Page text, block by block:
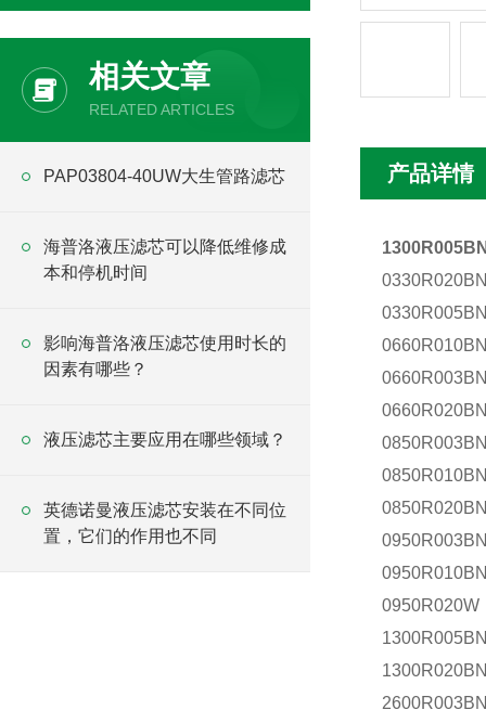
相关文章
RELATED ARTICLES
PAP03804-40UW大生管路滤芯
海普洛液压滤芯可以降低维修成
本和停机时间
影响海普洛液压滤芯使用时长的
因素有哪些？
液压滤芯主要应用在哪些领域？
英德诺曼液压滤芯安装在不同位
置，它们的作用也不同
产品详情